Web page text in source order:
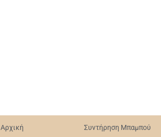
Συντήρηση Mπαμπού
Αρχική